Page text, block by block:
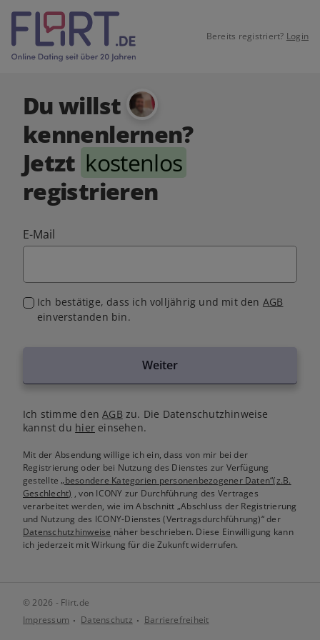
Bereits registriert? Login
Du willst
kennenlernen?
Jetzt kostenlos
registrieren
E-Mail
Ich bestätige, dass ich volljährig und mit den AGB
einverstanden bin.
Weiter
Ich stimme denAGB zu. Die Datenschutzhinweise
kannst du hiereinsehen.
Mit der Absendung willige ich ein, dass von mir bei der
Registrierung oder bei Nutzung des Dienstes zur Verfügung
gestellte„besondere Kategorien personenbezogener Daten“(z.B.
Geschlecht) , von ICONY zur Durchführung des Vertrages
verarbeitet werden, wie im Abschnitt „Abschluss der Registrierung
und Nutzung des ICONY-Dienstes (Vertragsdurchführung)“ der
Datenschutzhinweise näher beschrieben. Diese Einwilligung kann
ich jederzeit mit Wirkung für die Zukunft widerrufen.
© 2026 - Flirt.de
Impressum
Datenschutz Barrierefreiheit